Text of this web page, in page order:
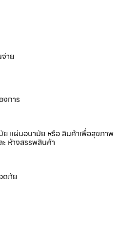
าย
งการ
ย แผ่นอนามัย หรือ สินค้าเพื่อสุขภาพ
ะ ห้างสรรพสินค้า
ดภัย